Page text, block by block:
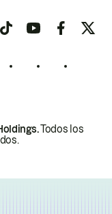
Todos los